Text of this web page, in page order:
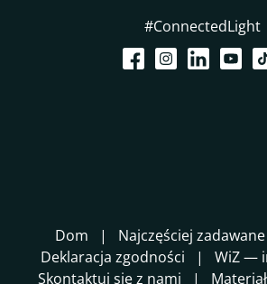
#ConnectedLight
Dom
Najczęściej
Deklaracja zgodności
WiZ —
Skontaktuj się z nami